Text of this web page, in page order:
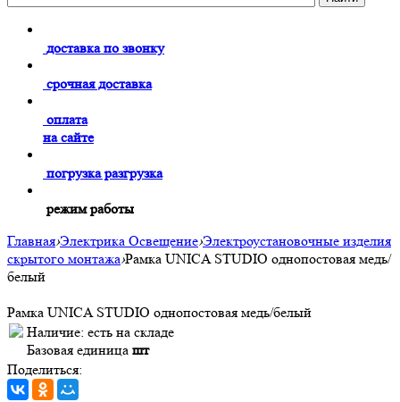
доставка по звонку
срочная доставка
оплата
на сайте
погрузка разгрузка
режим работы
Главная›Электрика Освещение›Электроустановочные изделия
скрытого монтажа›Рамка UNICA STUDIO однопостовая медь/
белый
Рамка UNICA STUDIO однопостовая медь/белый
Наличие: есть на складе
Базовая единица шт
Поделиться: